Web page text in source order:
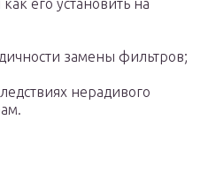
его установить на
замены фильтров;
нерадивого